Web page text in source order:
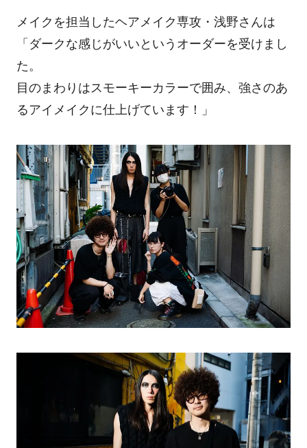
メイクを担当したヘアメイク専攻・浅野さんは
「ダークな感じがいいというオーダーを受けまし
た。
目のまわりはスモーキーカラーで囲み、強さのあ
るアイメイクに仕上げています！」